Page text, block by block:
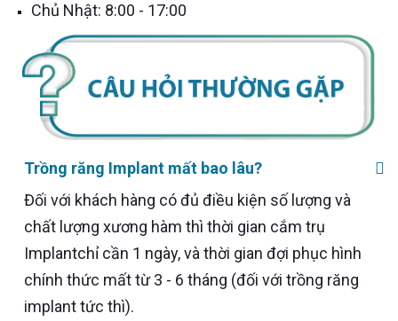
Chủ Nhật: 8:00 - 17:00
Trồng răng Implant mất bao lâu?
Đối với khách hàng có đủ điều kiện số lượng và
chất lượng xương hàm thì thời gian cắm trụ
Implantchỉ cần 1 ngày, và thời gian đợi phục hình
chính thức mất từ 3 - 6 tháng (đối với trồng răng
implant tức thì).